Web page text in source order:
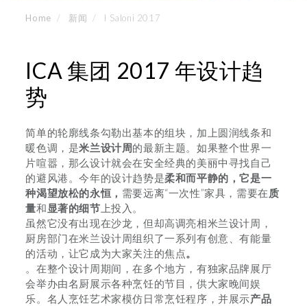
Home 新闻 I Saloni 2017
ICA 集团 2017 年设计趋
势
简单的轮廓线条勾勒出基本的组块，加上圆润线条和
暖色调，是米兰设计周的最新主题。如果整个世界一
片喧嚣，那么设计就会在安全经典的美丽中寻找自己
的避风港。今年的设计趋势是柔和而平静的，它是一
种渴望放松的永恒， 需要远离“一次性”家具，需要在 质
量和显著的细节 上投入。
虽然它没有出现在沙龙，但却高调亮相米兰设计周，
厨房部门在米兰设计周组织了一系列有创意、有能量
的活动，让它成为大家关注的焦点。
。在整个设计周期间，在多个地方，有独家品牌展厅
会举办由名厨展示各种烹饪的节目，供大家晚间娱
乐。名人烹饪艺术家模仿日常烹饪程序，并展示产品